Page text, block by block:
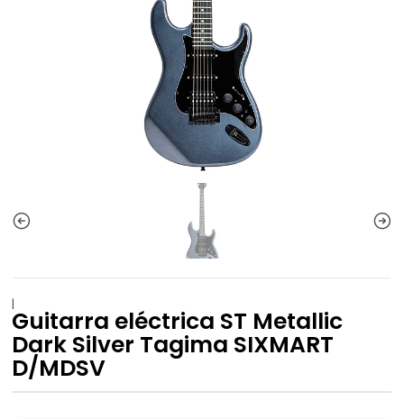
|
Guitarra eléctrica ST Metallic
Dark Silver Tagima SIXMART
D/MDSV